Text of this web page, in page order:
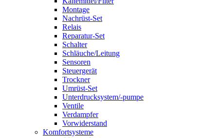
Montage
Nachrüst-Set
Relais
Reparatur-Set
Schalter
Schläuche/Leitung
Sensoren
Steuergerät
Trockner
Umrüst-Set
Unterdrucksystem/-pumpe
Ventile
Verdampfer
Vorwiderstand
Komfortsysteme